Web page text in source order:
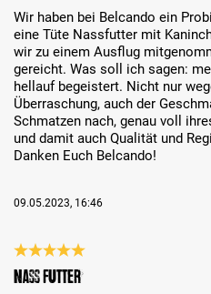
Wir haben bei Belcando ein
eine Tüte Nassfutter mit
wir zu einem Ausflug
gereicht. Was soll ich sagen:
hellauf begeistert. Nicht nur
Überraschung, auch der
Schmatzen nach, genau voll
und damit auch Qualität und
Danken Euch Belcando!
09.05.2023, 16:46
Évaluation avec une note de 5
Nass Futter